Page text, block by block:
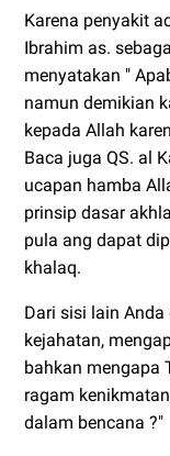
Karena penyakit
Ibrahim as.
menyatakan "
namun demikian
kepada Allah
Baca juga QS. al
ucapan hamba
prinsip dasar
pula ang dapat
khalaq.
Dari sisi lain
kejahatan,
bahkan mengapa
ragam
dalam bencana ?"